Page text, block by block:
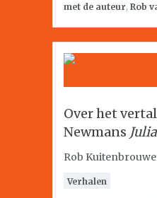
met de auteur, Rob
Over het
Newmans Julia
Rob
Verhalen